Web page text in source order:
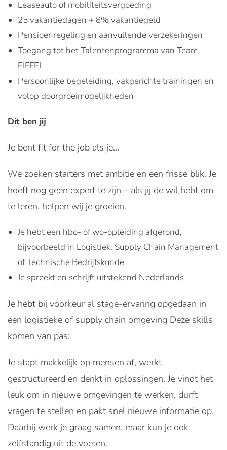
Leaseauto of mobiliteitsvergoeding
25 vakantiedagen + 8% vakantiegeld
Pensioenregeling en aanvullende verzekeringen
Toegang tot het Talentenprogramma van Team
EIFFEL
Persoonlijke begeleiding, vakgerichte trainingen en
volop doorgroeimogelijkheden
Dit ben jij
Je bent fit for the job als je...
We zoeken starters met ambitie en een frisse blik. Je
hoeft nog geen expert te zijn – als jij de wil hebt om
te leren, helpen wij je groeien.
Je hebt een hbo- of wo-opleiding afgerond,
bijvoorbeeld in Logistiek, Supply Chain Management
of Technische Bedrijfskunde
Je spreekt en schrijft uitstekend Nederlands
Je hebt bij voorkeur al stage-ervaring opgedaan in
een logistieke of supply chain omgeving Deze skills
komen van pas:
Je stapt makkelijk op mensen af, werkt
gestructureerd en denkt in oplossingen. Je vindt het
leuk om in nieuwe omgevingen te werken, durft
vragen te stellen en pakt snel nieuwe informatie op.
Daarbij werk je graag samen, maar kun je ook
zelfstandig uit de voeten.